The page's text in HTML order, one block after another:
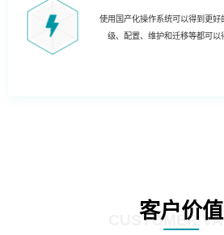
使用国产化操作系统可以得到更
级、配置、维护和迁移等都可以
客户价值
CUSTOMER